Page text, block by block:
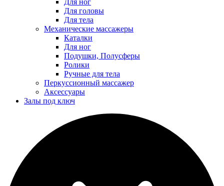
Для ног
Для головы
Для тела
Механические массажеры
Каталки
Для ног
Подушки, Полусферы
Ролики
Ручные для тела
Перкуссионный массажер
Аксессуары
Залы под ключ